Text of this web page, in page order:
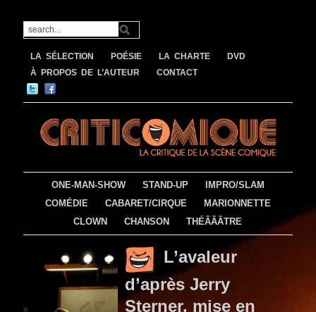
LA SÉLECTION POÉSIE LA CHARTE
DVD
À PROPOS DE L’AUTEUR
CONTACT
ONE-MAN-SHOW STAND-UP
IMPRO/SLAM
COMÉDIE
CABARET/CIRQUE
MARIONNETTE
CLOWN
CHANSON THÉÂÂÂTRE
L’avaleur
d’après Jerry
Sterner, mise en